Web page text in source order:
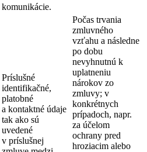
komunikácie.
Príslušné
identifikačné,
platobné
a kontaktné údaje
tak ako sú
uvedené
v príslušnej
Počas trvania
zmluvného
vzťahu a následne
po dobu
nevyhnutnú k
uplatneniu
nárokov zo
zmluvy; v
konkrétnych
prípadoch, napr.
za účelom
ochrany pred
hroziacim alebo